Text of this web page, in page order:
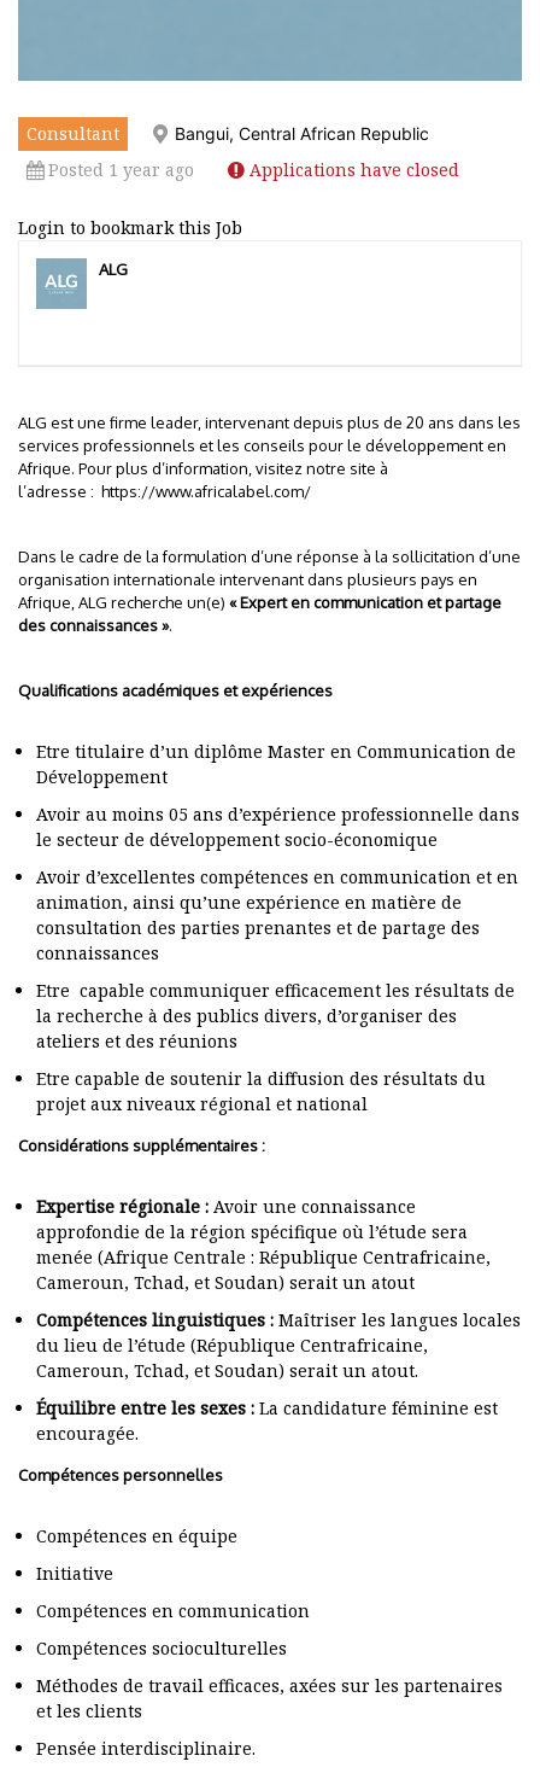
Consultant Bangui, Central African Republic
Posted 1 year ago Applications have closed
Login to bookmark this Job
ALG
ALG est une firme leader, intervenant depuis plus de 20 ans dans les
services professionnels et les conseils pour le développement en
Afrique. Pour plus d’information, visitez notre site à
l’adresse : https://www.africalabel.com/
Dans le cadre de la formulation d’une réponse à la sollicitation d’une
organisation internationale intervenant dans plusieurs pays en
Afrique, ALG recherche un(e) « Expert en communication et partage
des connaissances ».
Qualifications académiques et expériences
Etre titulaire d’un diplôme Master en Communication de
Développement
Avoir au moins 05 ans d’expérience professionnelle dans
le secteur de développement socio-économique
Avoir d’excellentes compétences en communication et en
animation, ainsi qu’une expérience en matière de
consultation des parties prenantes et de partage des
connaissances
Etre capable communiquer efficacement les résultats de
la recherche à des publics divers, d’organiser des
ateliers et des réunions
Etre capable de soutenir la diffusion des résultats du
projet aux niveaux régional et national
Considérations supplémentaires :
Expertise régionale : Avoir une connaissance
approfondie de la région spécifique où l’étude sera
menée (Afrique Centrale : République Centrafricaine,
Cameroun, Tchad, et Soudan) serait un atout
Compétences linguistiques : Maîtriser les langues locales
du lieu de l’étude (République Centrafricaine,
Cameroun, Tchad, et Soudan) serait un atout.
Équilibre entre les sexes : La candidature féminine est
encouragée.
Compétences personnelles
Compétences en équipe
Initiative
Compétences en communication
Compétences socioculturelles
Méthodes de travail efficaces, axées sur les partenaires
et les clients
Pensée interdisciplinaire.